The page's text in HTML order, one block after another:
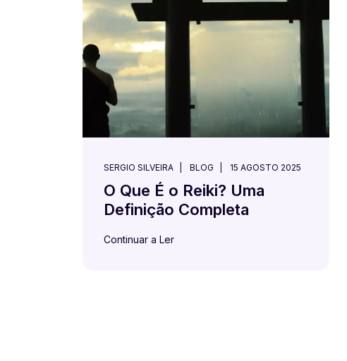
SERGIO SILVEIRA BLOG 15 AGOSTO 2025
O Que É o Reiki? Uma
Definição Completa
Continuar a Ler